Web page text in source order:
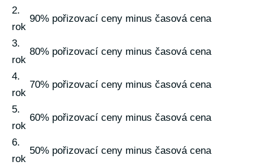
2.
rok
90% pořizovací ceny minus časová cena
3.
rok
80% pořizovací ceny minus časová cena
4.
rok
70% pořizovací ceny minus časová cena
5.
rok
60% pořizovací ceny minus časová cena
6.
rok
50% pořizovací ceny minus časová cena